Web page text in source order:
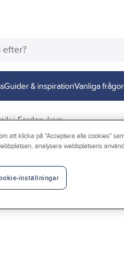
Guider & inspirationVanliga frågor
Fordon, kem
att klicka på "Acceptera alla cookies"
analysera webbplatsens
inställningar